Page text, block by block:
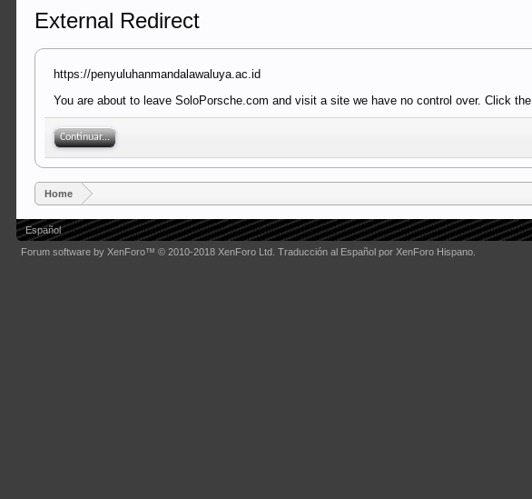
External Redirect
https://penyuluhanmandalawaluya.ac.id
You are about to leave SoloPorsche.com and visit a site we have no control over. Click
Continuar...
Home
Español
Forum software by XenForo™© 2010-2018 XenForo Ltd. Traducción al Español por XenForo Hispano.